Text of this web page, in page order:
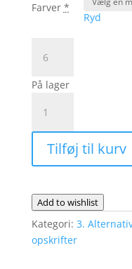
Farver *
Ryd
antal
På lager
Filcolana
Arezzo
Hjertegarn
antal
Tilføj til kurv
Add to wishlist
Kategori: 3.
opskrifter